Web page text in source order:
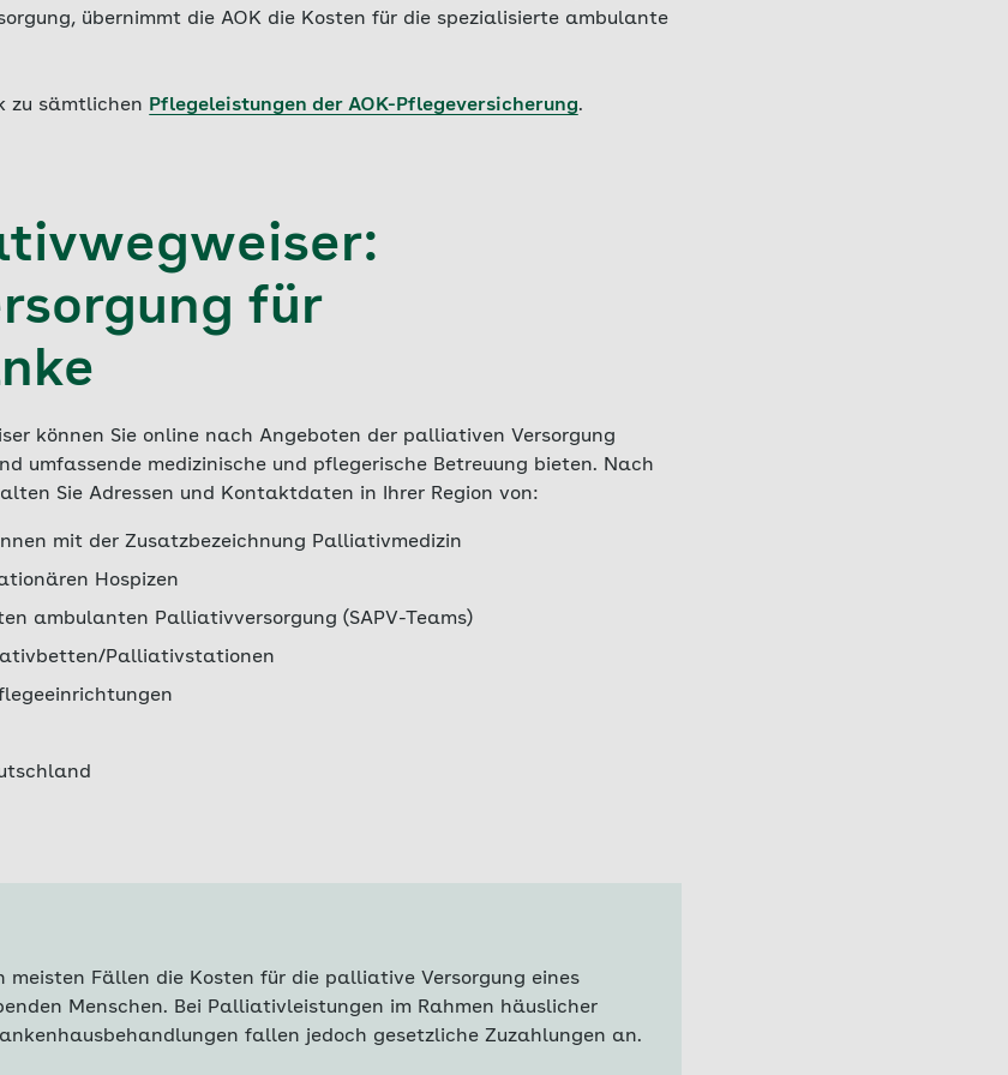
übernimmt die AOK die Kosten für die spezialisierte ambulante
zu sämtlichen Pflegeleistungen der AOK-Pflegeversicherung.
für
können Sie online nach Angeboten der palliativen Versorgung
umfassende medizinische und pflegerische Betreuung bieten. Nach
Sie Adressen und Kontaktdaten in Ihrer Region von:
mit der Zusatzbezeichnung Palliativmedizin
Hospizen
ambulanten Palliativversorgung (SAPV-Teams)
Palliativstationen
meisten Fällen die Kosten für die palliative Versorgung eines
Menschen. Bei Palliativleistungen im Rahmen häuslicher
fallen jedoch gesetzliche Zuzahlungen an.